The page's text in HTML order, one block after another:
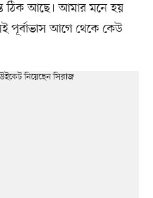
ঠিক আছে। আমার মনে হয়
পূর্বাভাস আগে থেকে কেউ